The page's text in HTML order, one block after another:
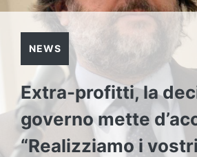
NEWS
Extra-profitti, la
governo mette
“Realizziamo i